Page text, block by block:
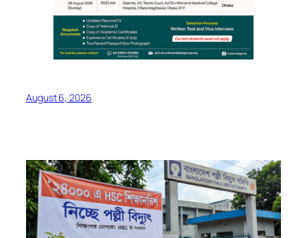
August 6, 2026